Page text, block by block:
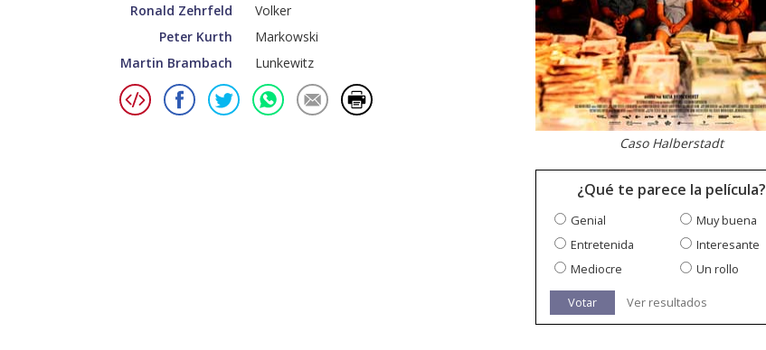
Ronald Zehrfeld
Volker
Peter Kurth
Markowski
Martin Brambach
Lunkewitz
Caso Halberstadt
¿Qué te parece la película?
Genial
Muy buena
Entretenida
Interesante
Mediocre
Un rollo
Votar Ver resultados